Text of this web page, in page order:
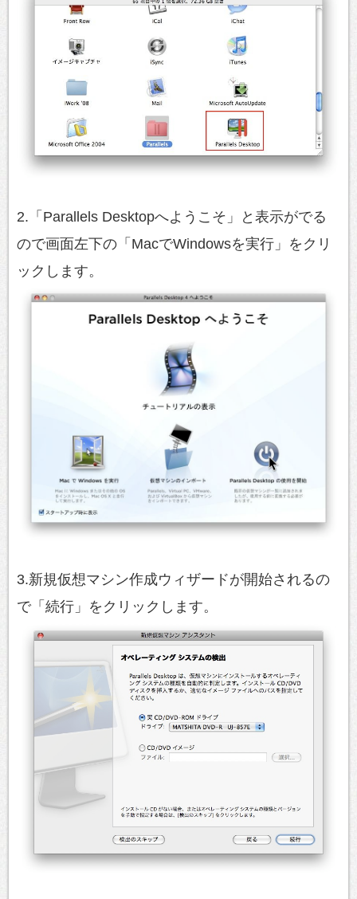
2.「Parallels Desktopへようこそ」と表示がでる
ので画面左下の「MacでWindowsを実行」をクリ
ックします。
3.新規仮想マシン作成ウィザードが開始されるの
で「続行」をクリックします。